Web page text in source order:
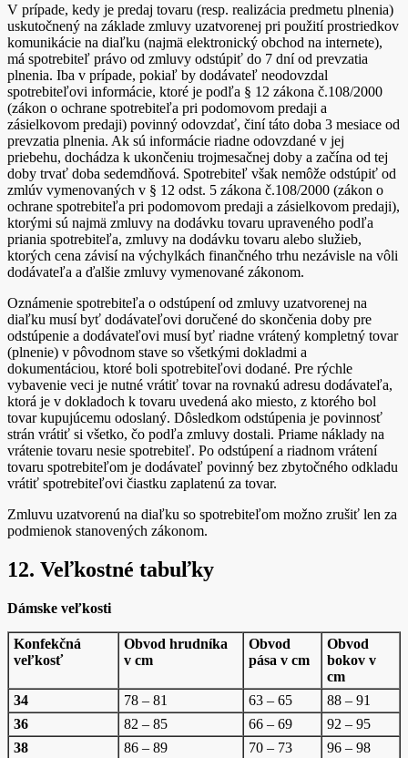
V prípade, kedy je predaj tovaru (resp. realizácia predmetu plnenia)
uskutočnený na základe zmluvy uzatvorenej pri použití prostriedkov
komunikácie na diaľku (najmä elektronický obchod na internete),
má spotrebiteľ právo od zmluvy odstúpiť do 7 dní od prevzatia
plnenia. Iba v prípade, pokiaľ by dodávateľ neodovzdal
spotrebiteľovi informácie, ktoré je podľa § 12 zákona č.108/2000
(zákon o ochrane spotrebiteľa pri podomovom predaji a
zásielkovom predaji) povinný odovzdať, činí táto doba 3 mesiace od
prevzatia plnenia. Ak sú informácie riadne odovzdané v jej
priebehu, dochádza k ukončeniu trojmesačnej doby a začína od tej
doby trvať doba sedemdňová. Spotrebiteľ však nemôže odstúpiť od
zmlúv vymenovaných v § 12 odst. 5 zákona č.108/2000 (zákon o
ochrane spotrebiteľa pri podomovom predaji a zásielkovom predaji),
ktorými sú najmä zmluvy na dodávku tovaru upraveného podľa
priania spotrebiteľa, zmluvy na dodávku tovaru alebo služieb,
ktorých cena závisí na výchylkách finančného trhu nezávisle na vôli
dodávateľa a ďalšie zmluvy vymenované zákonom.
Oznámenie spotrebiteľa o odstúpení od zmluvy uzatvorenej na
diaľku musí byť dodávateľovi doručené do skončenia doby pre
odstúpenie a dodávateľovi musí byť riadne vrátený kompletný tovar
(plnenie) v pôvodnom stave so všetkými dokladmi a
dokumentáciou, ktoré boli spotrebiteľovi dodané. Pre rýchle
vybavenie veci je nutné vrátiť tovar na rovnakú adresu dodávateľa,
ktorá je v dokladoch k tovaru uvedená ako miesto, z ktorého bol
tovar kupujúcemu odoslaný. Dôsledkom odstúpenia je povinnosť
strán vrátiť si všetko, čo podľa zmluvy dostali. Priame náklady na
vrátenie tovaru nesie spotrebiteľ. Po odstúpení a riadnom vrátení
tovaru spotrebiteľom je dodávateľ povinný bez zbytočného odkladu
vrátiť spotrebiteľovi čiastku zaplatenú za tovar.
Zmluvu uzatvorenú na diaľku so spotrebiteľom možno zrušiť len za
podmienok stanovených zákonom.
12. Veľkostné tabuľky
Dámske veľkosti
Konfekčná
veľkosť
Obvod hrudníka
v cm
Obvod
pása v cm
Obvod
bokov v
cm
34
78 – 81 63 – 65
88 – 91
36
82 – 85 66 – 69
92 – 95
38
86 – 89 70 – 73 96 – 98